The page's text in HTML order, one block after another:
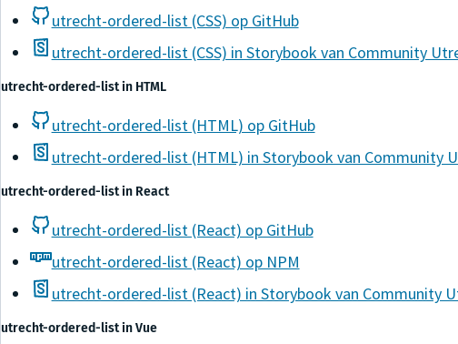
utrecht-ordered-list (CSS) op GitHub
utrecht-ordered-list (CSS) in Storybook van Community
utrecht-ordered-listin HTML
utrecht-ordered-list (HTML) op GitHub
utrecht-ordered-list (HTML) in Storybook van Community
utrecht-ordered-listin React
utrecht-ordered-list (React) op GitHub
utrecht-ordered-list (React) op NPM
utrecht-ordered-list (React) in Storybook van Community
utrecht-ordered-listinVue